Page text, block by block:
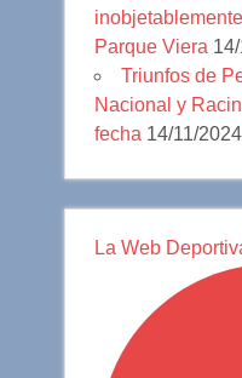
Parque Viera
Triunfos de
Nacional y
fecha 14/11/2024
La Web